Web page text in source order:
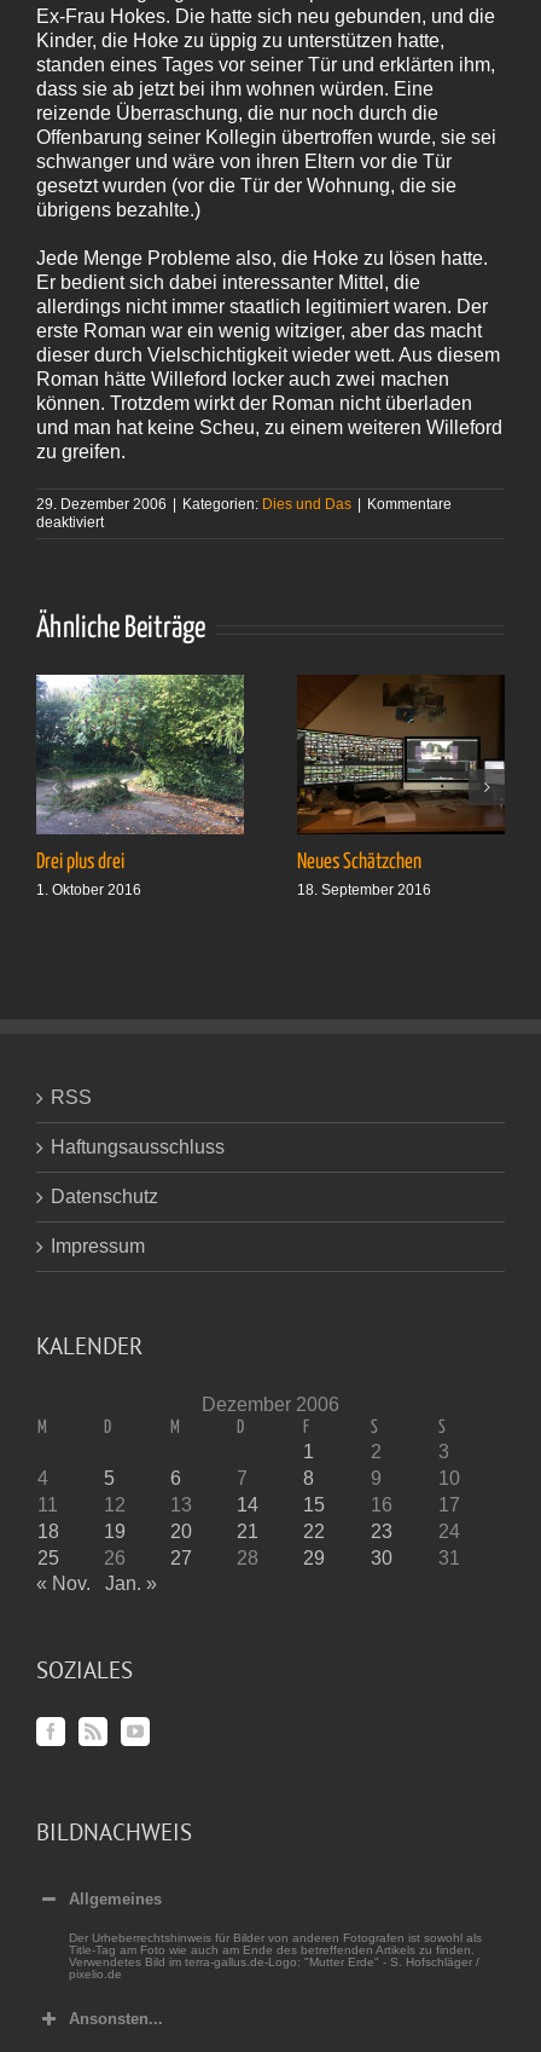
Ex-Frau Hokes. Die hatte sich neu gebunden, und die
Kinder, die Hoke zu üppig zu unterstützen hatte,
standen eines Tages vor seiner Tür und erklärten ihm,
dass sie ab jetzt bei ihm wohnen würden. Eine
reizende Überraschung, die nur noch durch die
Offenbarung seiner Kollegin übertroffen wurde, sie sei
schwanger und wäre von ihren Eltern vor die Tür
gesetzt wurden (vor die Tür der Wohnung, die sie
übrigens bezahlte.)
Jede Menge Probleme also, die Hoke zu lösen hatte.
Er bedient sich dabei interessanter Mittel, die
allerdings nicht immer staatlich legitimiert waren. Der
erste Roman war ein wenig witziger, aber das macht
dieser durch Vielschichtigkeit wieder wett. Aus diesem
Roman hätte Willeford locker auch zwei machen
können. Trotzdem wirkt der Roman nicht überladen
und man hat keine Scheu, zu einem weiteren Willeford
zu greifen.
29. Dezember 2006 | Kategorien: Dies und Das | Kommentare
deaktiviertfür
Hoffnung
für
Ähnliche Beiträge
Drei plus drei
1. Oktober 2016
Neues Schätzchen
18. September 2016
RSS
Haftungsausschluss
Datenschutz
Impressum
KALENDER
Dezember 2006
M D M D F S S
1 2
3
4
5 6 7 8 9
10
11
12 13 14 15 16
17
18
19 20 21 22 23
24
25
26 27 28 29 30
31
« Nov.
Jan. »
SOZIALES
BILDNACHWEIS
Allgemeines
Der Urheberrechtshinweis für Bilder von anderen Fotografen ist sowohl als
Title-Tag am Foto wie auch am Ende des betreffenden Artikels zu finden.
Verwendetes Bild im terra-gallus.de-Logo: "Mutter Erde" - S. Hofschläger /
pixelio.de
Ansonsten...